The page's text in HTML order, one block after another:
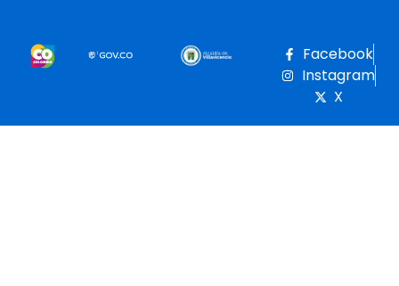
Facebook
Instagram
X